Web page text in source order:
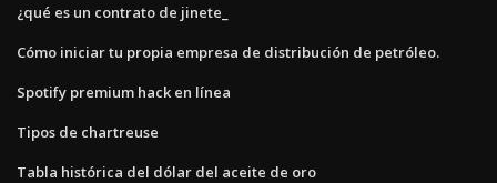
¿qué es un contrato de jinete_
Cómo iniciar tu propia empresa de distribución de petróleo.
Spotify premium hack en línea
Tipos de chartreuse
Tabla histórica del dólar del aceite de oro